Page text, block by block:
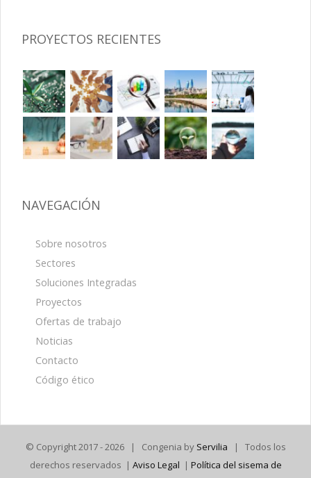
PROYECTOS RECIENTES
NAVEGACIÓN
Sobre nosotros
Sectores
Soluciones Integradas
Proyectos
Ofertas de trabajo
Noticias
Contacto
Código ético
© Copyright 2017 -2026 | Congenia by Servilia | Todos los
derechos reservados | Aviso Legal | Política del sisema de